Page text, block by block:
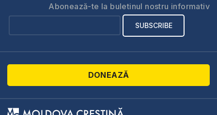
Abonează-te la buletinul nostru informativ
DONEAZĂ